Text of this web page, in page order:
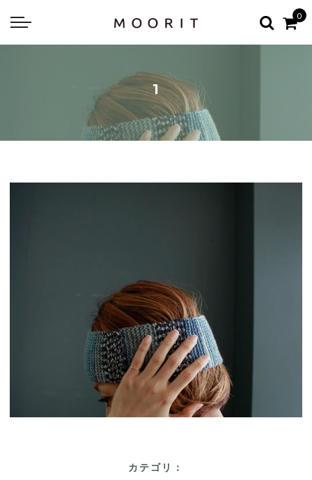
Back
about
編み物はじめて教室：かぎ針編
編み物はじめて教室：棒針編
Back
online shop
0
1
カテゴリ：